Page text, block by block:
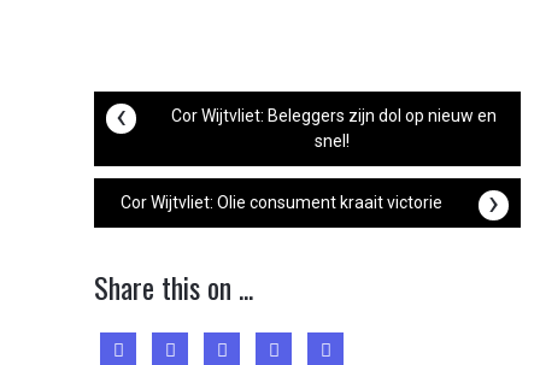
Post
navigation
‹
Cor Wijtvliet: Beleggers zijn dol op nieuw en
snel!
Cor Wijtvliet: Olie consument kraait victorie ›
Share this on ...